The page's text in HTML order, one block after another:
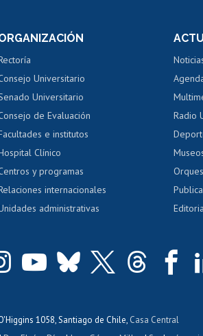
Perfeccionamiento
Evaluación docente
Calificación académica
Postulación al AUCAI
Tarjeta TUI
Universitario
Universitario
de Evaluación
e institutos
Clínico
y programas
internacionales
administrativas
Radio
1058, Santiago de Chile, Casa Central